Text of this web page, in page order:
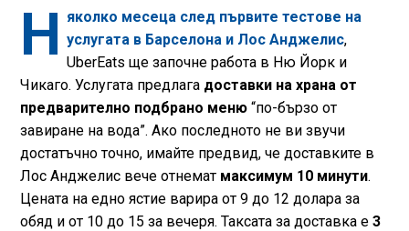
Н яколко месеца след първите тестове на
услугата в Барселона и Лос Анджелис,
UberEats ще започне работа в Ню Йорк и
Чикаго. Услугата предлага доставки на храна от
предварително подбрано меню“по-бързо от
завиране на вода”. Ако последното не ви звучи
достатъчно точно, имайте предвид, че доставките в
Лос Анджелис вече отнемат максимум 10 минути.
Цената на едно ястие варира от 9 до 12 долара за
обяд и от 10 до 15 за вечеря. Таксата за доставка е 3